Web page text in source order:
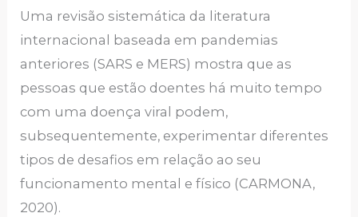
Uma revisão sistemática da literatura
internacional baseada em pandemias
anteriores (SARS e MERS) mostra que as
pessoas que estão doentes há muito tempo
com uma doença viral podem,
subsequentemente, experimentar diferentes
tipos de desafios em relação ao seu
funcionamento mental e físico (CARMONA,
2020).